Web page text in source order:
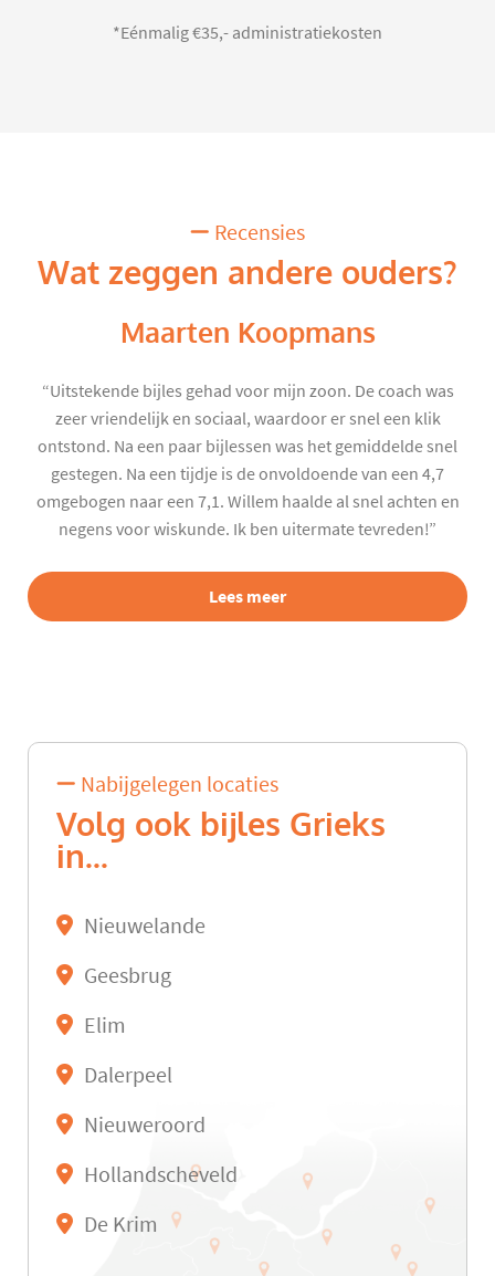
*Eénmalig €35,- administratiekosten
Recensies
Wat zeggen andere ouders?
Maarten Koopmans
“Uitstekende bijles gehad voor mijn zoon. De coach was
zeer vriendelijk en sociaal, waardoor er snel een klik
ontstond. Na een paar bijlessen was het gemiddelde snel
gestegen. Na een tijdje is de onvoldoende van een 4,7
omgebogen naar een 7,1. Willem haalde al snel achten en
negens voor wiskunde. Ik ben uitermate tevreden!”
Lees meer
Nabijgelegen locaties
Volg ook bijles Grieks
in...
Nieuwelande
Geesbrug
Elim
Dalerpeel
Nieuweroord
Hollandscheveld
De Krim